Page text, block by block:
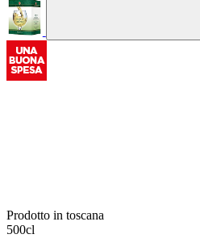
Prodotto in toscana
500cl